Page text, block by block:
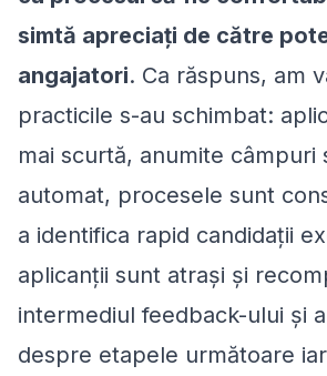
simtă apreciați de către
angajatori. Ca răspuns, am
practicile s-au schimbat:
mai scurtă, anumite câmpuri
automat, procesele sunt
a identifica rapid candidații
aplicanții sunt atrași și
intermediul feedback-ului și
despre etapele următoare